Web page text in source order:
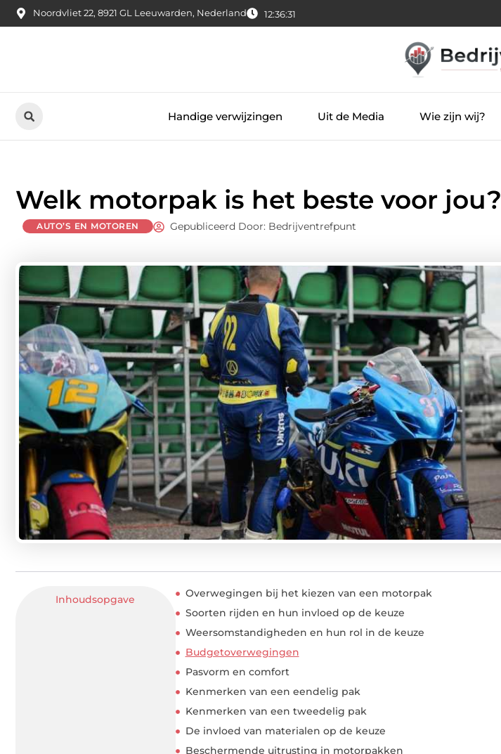
Noordvliet 22, 8921 GL Leeuwarden, Nederland 12:36:32
Handige verwijzingen Uit de Media Wie zijn wij?
Welk motorpak is het beste voor jou?
AUTO’S EN MOTOREN Gepubliceerd Door: Bedrijventrefpunt
Inhoudsopgave
Overwegingen bij het kiezen van een motorpak
Soorten rijden en hun invloed op de keuze
Weersomstandigheden en hun rol in de keuze
Budgetoverwegingen
Pasvorm en comfort
Kenmerken van een eendelig pak
Kenmerken van een tweedelig pak
De invloed van materialen op de keuze
Beschermende uitrusting in motorpakken